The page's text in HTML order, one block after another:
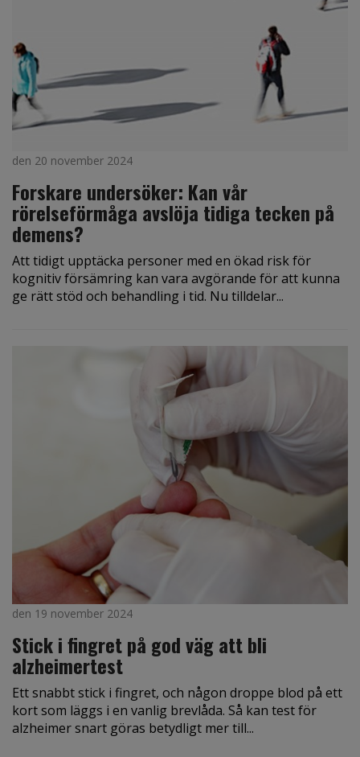
den 20 november 2024
Forskare undersöker: Kan vår
rörelseförmåga avslöja tidiga tecken på
demens?
Att tidigt upptäcka personer med en ökad risk för
kognitiv försämring kan vara avgörande för att kunna
ge rätt stöd och behandling i tid. Nu tilldelar...
den 19 november 2024
Stick i fingret på god väg att bli
alzheimertest
Ett snabbt stick i fingret, och någon droppe blod på ett
kort som läggs i en vanlig brevlåda. Så kan test för
alzheimer snart göras betydligt mer till...